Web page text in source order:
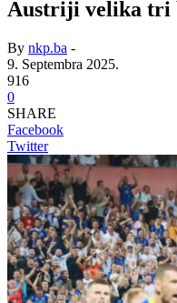
Austriji velika tri
By nkp.ba -
9. Septembra 2025.
916
0
SHARE
Facebook
Twitter